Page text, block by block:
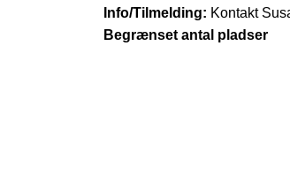
Info/Tilmelding: Kontakt
Begrænset antal pladser